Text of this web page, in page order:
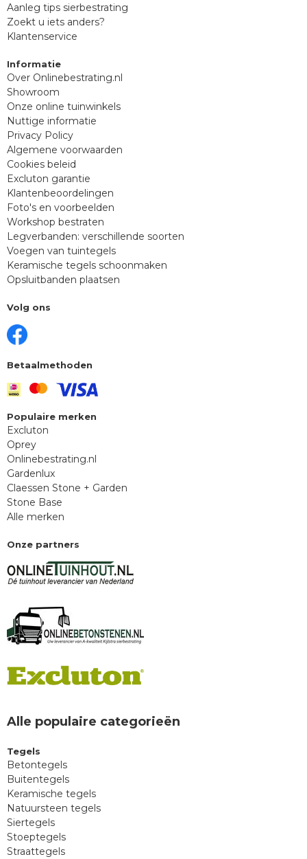
Aanleg tips sierbestrating
Zoekt u iets anders?
Klantenservice
Informatie
Over Onlinebestrating.nl
Showroom
Onze online tuinwinkels
Nuttige informatie
Privacy Policy
Algemene voorwaarden
Cookies beleid
Excluton garantie
Klantenbeoordelingen
Foto's en voorbeelden
Workshop bestraten
Legverbanden: verschillende soorten
Voegen van tuintegels
Keramische tegels schoonmaken
Opsluitbanden plaatsen
Volg ons
Betaalmethoden
Populaire merken
Excluton
Oprey
Onlinebestrating.nl
Gardenlux
Claessen Stone + Garden
Stone Base
Alle merken
Onze partners
Alle populaire categorieën
Tegels
Betontegels
Buitentegels
Keramische tegels
Natuursteen tegels
Siertegels
Stoeptegels
Straattegels